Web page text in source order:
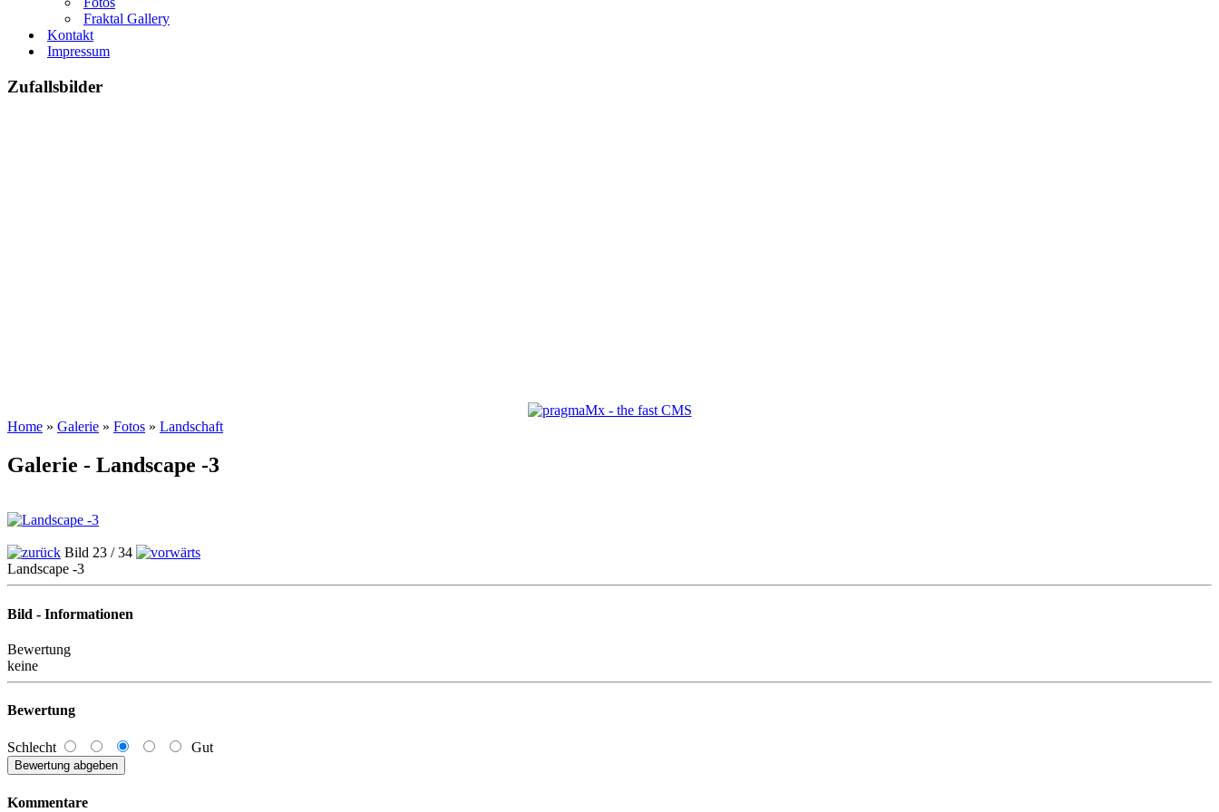
Fraktal Gallery
Kontakt
Impressum
Zufallsbilder
Home » Galerie » Fotos » Landschaft
Galerie - Landscape -3
Bild 23 / 34
Landscape -3
Bild - Informationen
Bewertung
keine
Bewertung
Schlecht Gut
Kommentare